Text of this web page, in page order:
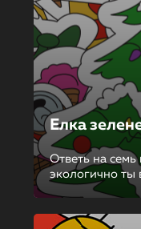
Елка
Ответь на семь
экологично ты